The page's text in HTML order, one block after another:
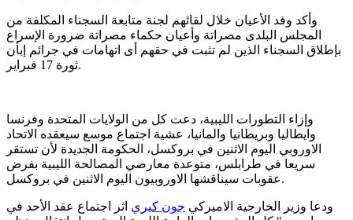
وأكد وفد الأعيان خلال لقائهم لجنة متابعة السجناء المكلفة من
المجلس البلدى مصراتة وأعيان حكماء مصراتة ضرورة الإسراع
بإطلاق السجناء الذين لم تثبت في حقهم أى اتهامات في جرائم إبأن
ثورة 17 فبراير.
وإزاء التطورات الليبية، دعت كل من الولايات المتحدة وفرنسا
وايطاليا وبريطانيا والمانيا، عشية اجتماع موسع سيعقده الاتحاد
الاوروبي اليوم الاثنين في بروكسل، الحكومة الجديدة لأن تستقر
سريعا في طرابلس، متوعدة معارضي المصالحة الليبية بفرض
عقوبات سيناقشها الاوروبيون اليوم الاثنين في بروكسل.
ودعا وزير الخارجية الاميركي جون كيري اثر اجتماع عقد الأحد في